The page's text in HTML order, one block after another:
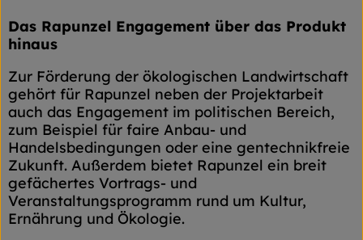
Das Rapunzel Engagement über das Produkt
hinaus
Zur Förderung der ökologischen Landwirtschaft
gehört für Rapunzel neben der Projektarbeit
auch das Engagement im politischen Bereich,
zum Beispiel für faire Anbau- und
Handelsbedingungen oder eine gentechnikfreie
Zukunft. Außerdem bietet Rapunzel ein breit
gefächertes Vortrags- und
Veranstaltungsprogramm rund um Kultur,
Ernährung und Ökologie.